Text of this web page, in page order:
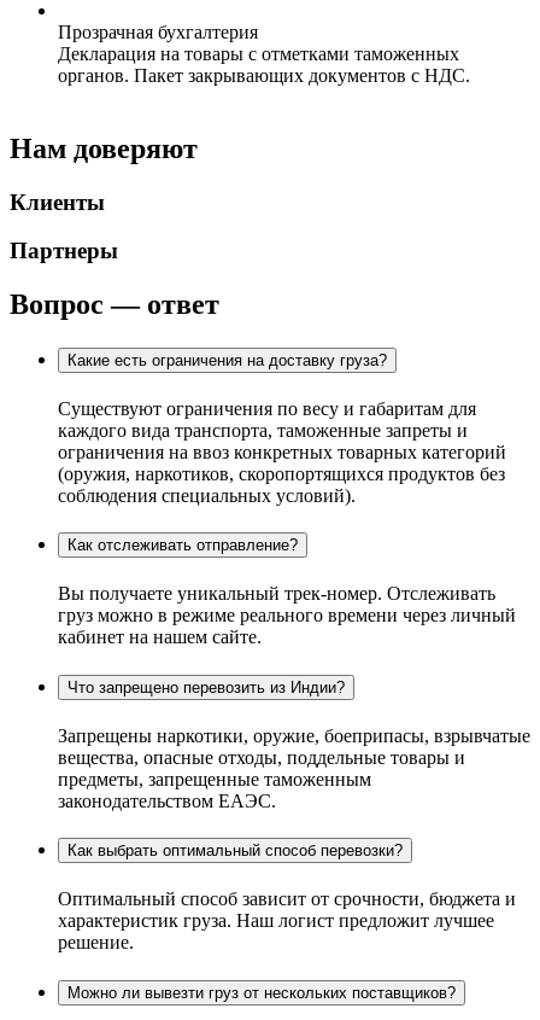
Прозрачная бухгалтерия
Декларация на товары с отметками таможенных
органов. Пакет закрывающих документов с НДС.
Нам доверяют
Клиенты
Партнеры
Вопрос — ответ
Какие есть ограничения на доставку груза?
Существуют ограничения по весу и габаритам для
каждого вида транспорта, таможенные запреты и
ограничения на ввоз конкретных товарных категорий
(оружия, наркотиков, скоропортящихся продуктов без
соблюдения специальных условий).
Как отслеживать отправление?
Вы получаете уникальный трек-номер. Отслеживать
груз можно в режиме реального времени через личный
кабинет на нашем сайте.
Что запрещено перевозить из Индии?
Запрещены наркотики, оружие, боеприпасы, взрывчатые
вещества, опасные отходы, поддельные товары и
предметы, запрещенные таможенным
законодательством ЕАЭС.
Как выбрать оптимальный способ перевозки?
Оптимальный способ зависит от срочности, бюджета и
характеристик груза. Наш логист предложит лучшее
решение.
Можно ли вывезти груз от нескольких поставщиков?